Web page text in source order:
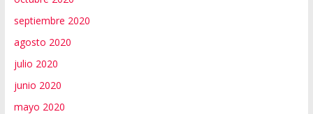
septiembre 2020
agosto 2020
julio 2020
junio 2020
mayo 2020